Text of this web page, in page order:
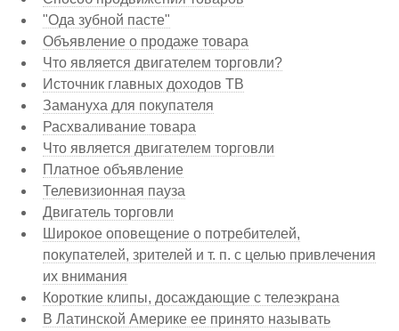
"Ода зубной пасте"
Объявление о продаже товара
Что является двигателем торговли?
Источник главных доходов ТВ
Замануха для покупателя
Расхваливание товара
Что является двигателем торговли
Платное объявление
Телевизионная пауза
Двигатель торговли
Широкое оповещение о потребителей,
покупателей, зрителей и т. п. с целью привлечения
их внимания
Короткие клипы, досаждающие с телеэкрана
В Латинской Америке ее принято называть